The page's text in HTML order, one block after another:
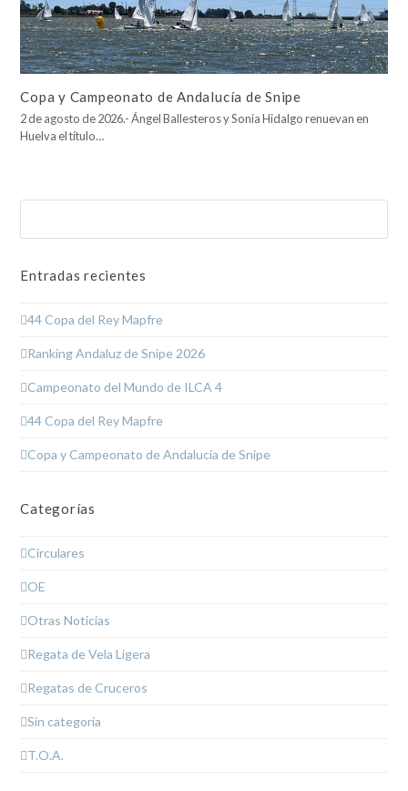
Copa y Campeonato de Andalucía de Snipe
2 de agosto de 2026.- Ángel Ballesteros y Sonia Hidalgo renuevan en
Huelva el título…
Entradas recientes
44 Copa del Rey Mapfre
Ranking Andaluz de Snipe 2026
Campeonato del Mundo de ILCA 4
44 Copa del Rey Mapfre
Copa y Campeonato de Andalucía de Snipe
Categorías
Circulares
OE
Otras Noticias
Regata de Vela Ligera
Regatas de Cruceros
Sin categoría
T.O.A.